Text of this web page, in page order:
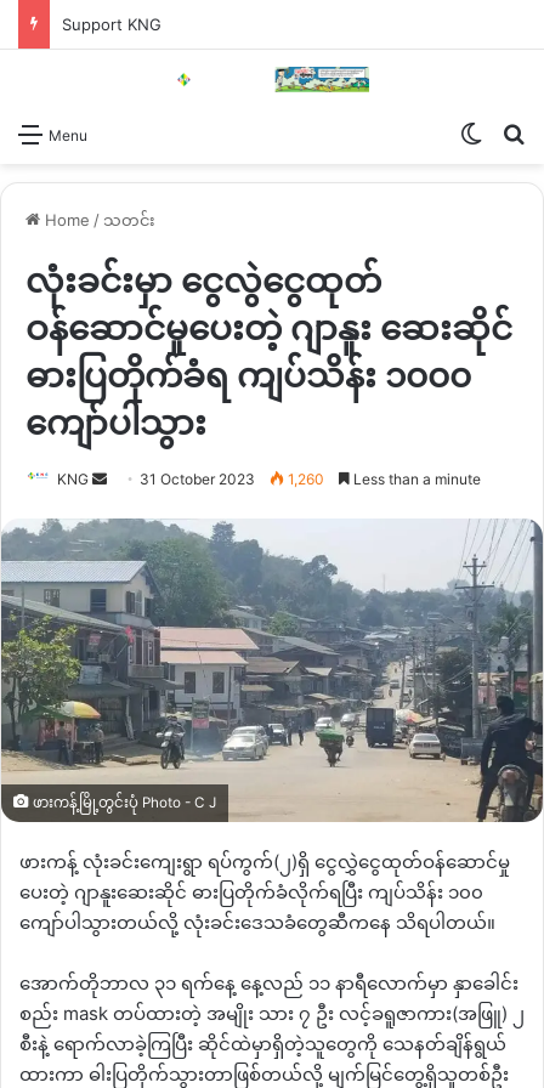
Support KNG
Menu
Home / သတင်း
လုံးခင်းမှာ ငွေလွဲငွေထုတ်
ဝန်ဆောင်မှုပေးတဲ့ ဂျာနူး ဆေးဆိုင်
ဓားပြတိုက်ခံရ ကျပ်သိန်း ၁၀၀၀
ကျော်ပါသွား
KNG
Send 31 October 2023 1,260 Less than a minute
ဖားကန့်မြို့တွင်းပုံ Photo - C J
ဖားကန့် လုံးခင်းကျေးရွာ ရပ်ကွက်( ၂)ရှိ ငွေလွှဲငွေထုတ်ဝန်ဆောင်မှု
ပေးတဲ့ ဂျာနူး‌ဆေးဆိုင် ဓားပြတိုက်ခံလိုက်ရပြီး ကျပ်သိန်း ၁၀၀
ကျော်ပါသွားတယ်လို့ လုံးခင်းဒေသခံတွေဆီကနေ သိရပါတယ်။
အောက်တိုဘာလ ၃၁ ရက်နေ့ နေ့လည် ၁၁ နာရီလောက်မှာ နှာခေါင်း
စည်း mask တပ်ထားတဲ့ အမျိုး သား ၇ ဦး လင့်ခရူဇာကား(အဖြူ)
၂
စီးနဲ့ ရောက်လာခဲ့ကြပြီး ဆိုင်ထဲမှာရှိတဲ့သူတွေကို သေနတ်ချိန်ရွယ်
ထားကာ ဓါးပြတိုက်သွားတာဖြစ်တယ်လို့ မျက်မြင်တွေ့ရှိသူတစ်ဦး